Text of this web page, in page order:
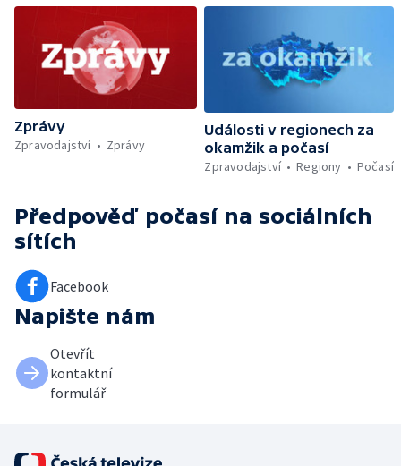
Zprávy
Zpravodajství
Zprávy
Události v regionech za
okamžik a počasí
Zpravodajství
Regiony Počasí
Předpověď počasí na sociálních
sítích
Facebook
Napište nám
Otevřít
kontaktní
formulář